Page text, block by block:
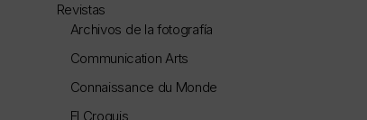
Revistas
Archivos de la fotografía
Communication Arts
Connaissance du Monde
El Croquis